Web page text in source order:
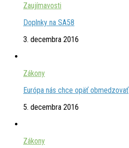
Zaujímavosti
Doplnky na SA58
3. decembra 2016
Zákony
Európa nás chce opäť obmedzovať
5. decembra 2016
Zákony